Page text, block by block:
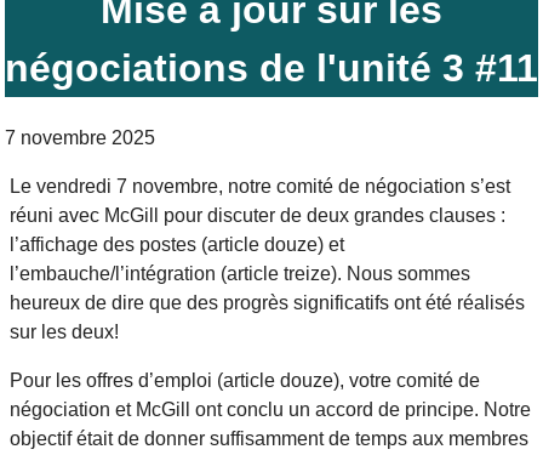
Mise à jour sur les
négociations de l'unité 3 #11
7 novembre 2025
Le vendredi 7 novembre, notre comité de négociation s’est
réuni avec McGill pour discuter de deux grandes clauses :
l’affichage des postes (article douze) et
l’embauche/l’intégration (article treize). Nous sommes
heureux de dire que des progrès significatifs ont été réalisés
sur les deux!
Pour les offres d’emploi (article douze), votre comité de
négociation et McGill ont conclu un accord de principe. Notre
objectif était de donner suffisamment de temps aux membres